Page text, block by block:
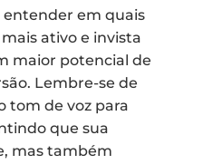
entender em quais
ativo e invista
maior potencial de
Lembre-se de
tom de voz para
que sua
mas também